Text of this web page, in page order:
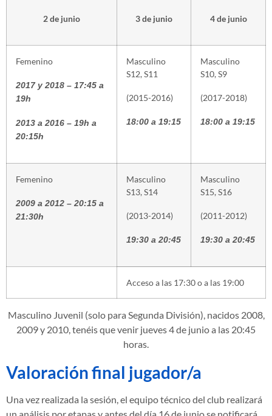
2 de junio 3 de junio 4 de junio
Femenino
2017 y 2018 – 17:45 a
19h
2013 a 2016 – 19h a
20:15h
Masculino
S12, S11
(2015-2016)
18:00 a 19:15
Masculino
S10, S9
(2017-2018)
18:00 a 19:15
Femenino
2009 a 2012 – 20:15 a
21:30h
Masculino
S13, S14
(2013-2014)
19:30 a 20:45
Masculino
S15, S16
(2011-2012)
19:30 a 20:45
Acceso a las 17:30 o a las 19:00
Masculino Juvenil (solo para Segunda División), nacidos 2008,
2009 y 2010, tenéis que venir jueves 4 de junio a las 20:45
horas.
Valoración final jugador/a
Una vez realizada la sesión, el equipo técnico del club realizará